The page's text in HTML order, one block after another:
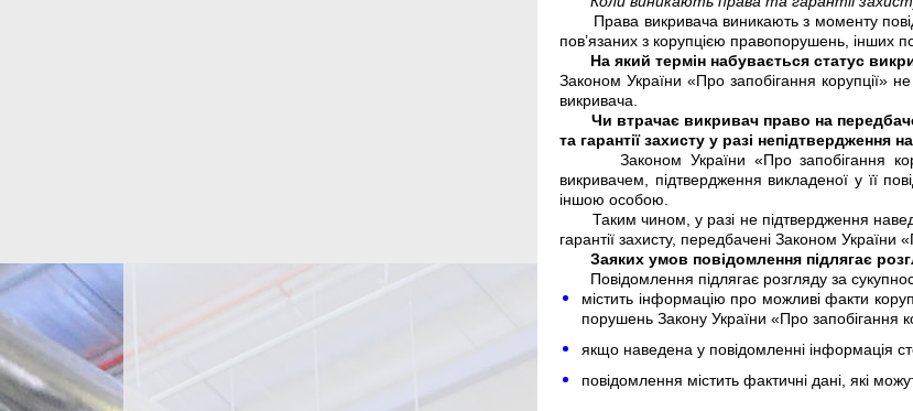
Права викривача виникають з моменту
пов’язаних з корупцією правопорушень, інших
На який термін набувається статус
Законом України «Про запобігання корупції»
викривача.
Чи втрачає викривач право на
та гарантії захисту у разі непідтвердження
Законом України «Про запобігання
викривачем, підтвердження викладеної у її
іншою особою.
Таким чином, у разі не підтвердження
гарантії захисту, передбачені Законом України
Заяких умов повідомлення підлягає
Повідомлення підлягає розгляду за
містить інформацію про можливі факти
порушень Закону України «Про запобігання
якщо наведена у повідомленні інформація
повідомлення містить фактичні дані, які